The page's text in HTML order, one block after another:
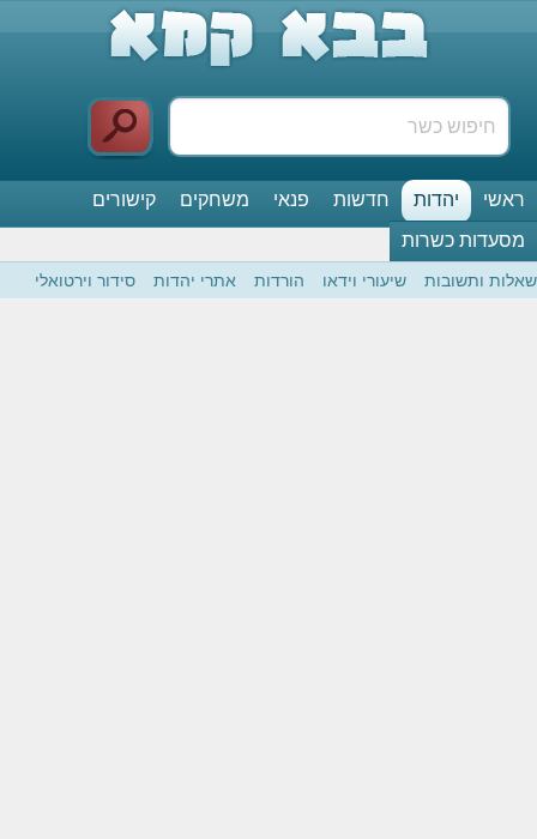
ראשי יהדות חדשות פנאי משחקים
קישורים
מסעדות כשרות
שאלות ותשובות שיעורי וידאו הורדות אתרי יהדות סידור וירטואלי